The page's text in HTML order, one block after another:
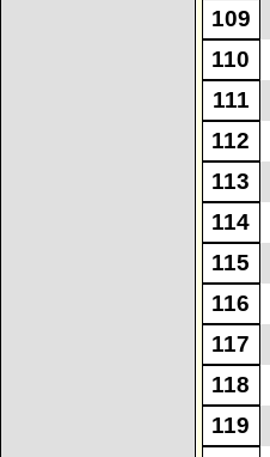
109
110
111
112
113
114
115
116
117
118
119